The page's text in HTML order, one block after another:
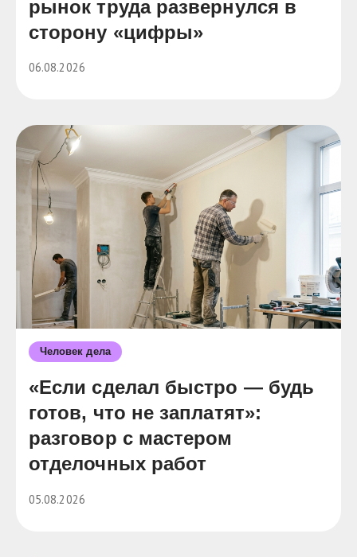
рынок труда развернулся в
сторону «цифры»
06.08.2026
Человек дела
«Если сделал быстро — будь
готов, что не заплатят»:
разговор с мастером
отделочных работ
05.08.2026